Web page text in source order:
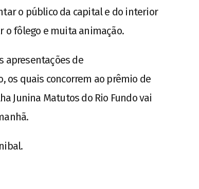
o público da capital e do interior
o fôlego e muita animação.
apresentações de
os quais concorrem ao prêmio de
Junina Matutos do Rio Fundo vai